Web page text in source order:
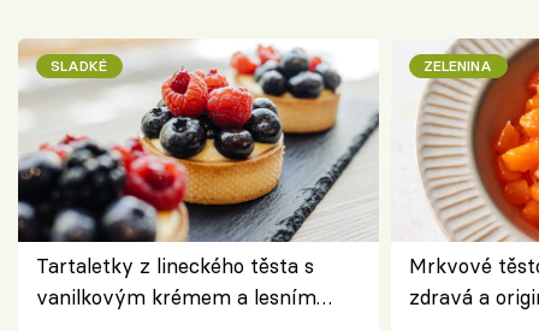
SLADKÉ
Tartaletky z lineckého těsta s
vanilkovým krémem a lesním
ZELENINA
Mrkvové
zdravá a